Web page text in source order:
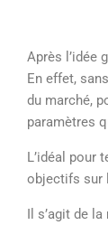
Après l’idée
En effet,
du marché,
paramètres
L’idéal pour
objectifs sur
Il s’agit de